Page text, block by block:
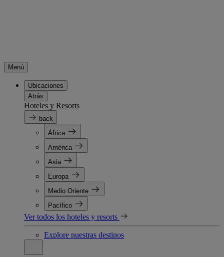
Menú
Ubicaciones
Atrás
Hoteles y Resorts
back
África
América
Asia
Europa
Medio Oriente
Pacífico
Ver todos los hoteles y resorts
Explore nuestras destinos